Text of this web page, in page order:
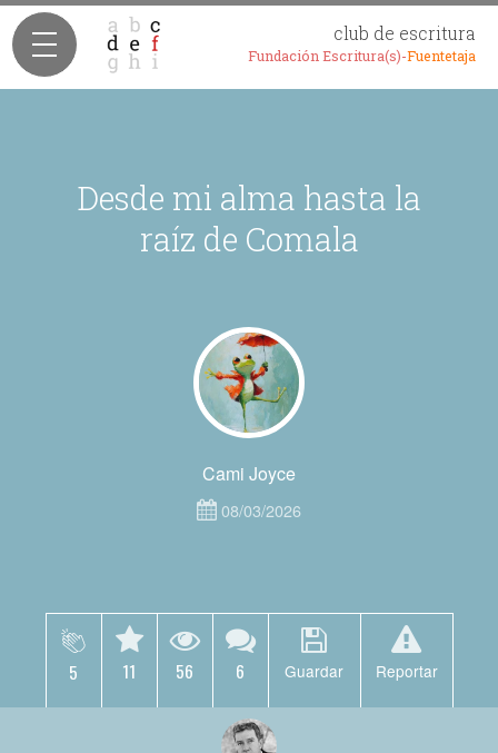
club de escritura
Fundación Escritura(s)-Fuentetaja
Desde mi alma hasta la
raíz de Comala
Cami Joyce
08/03/2026
5 11 56 6 Guardar Reportar